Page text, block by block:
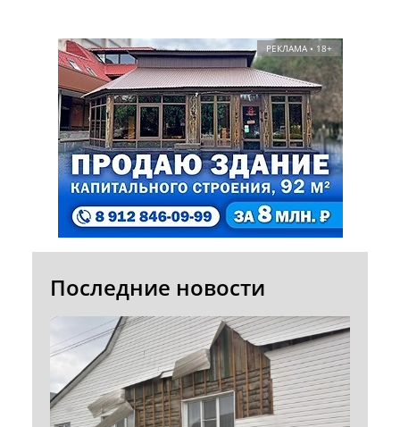
РЕКЛАМА • 18+
Последние новости